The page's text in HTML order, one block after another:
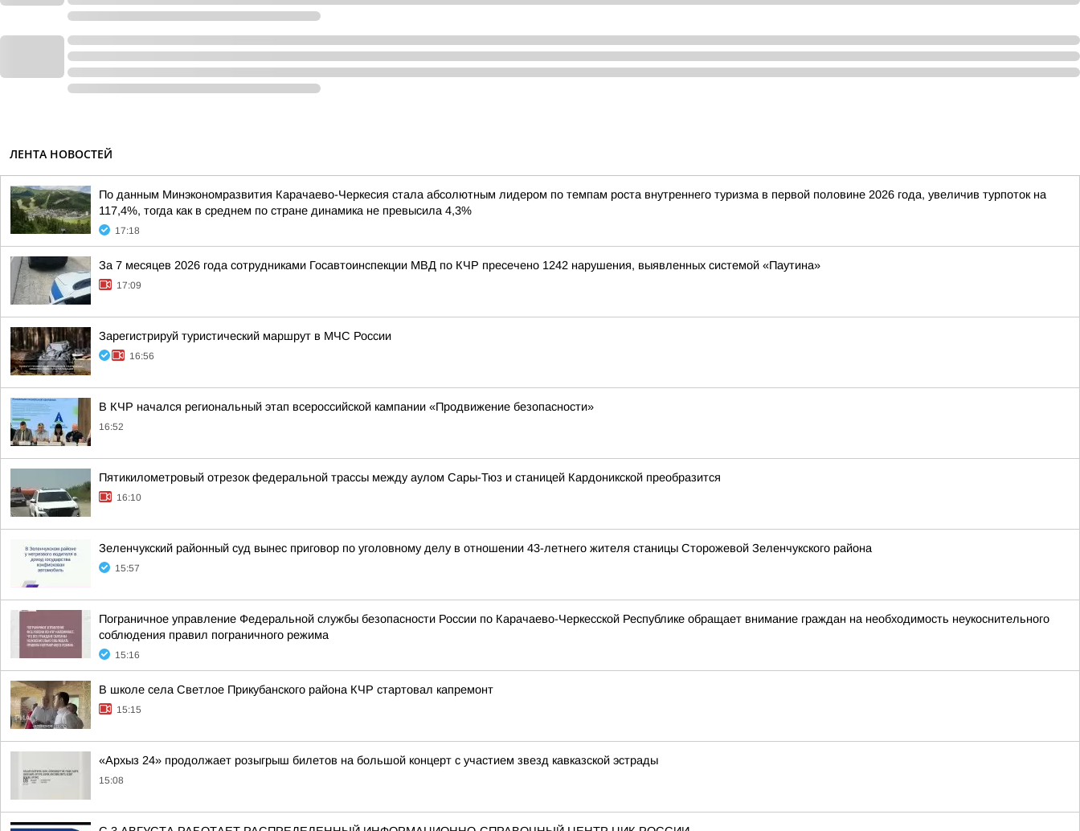
ЛЕНТА НОВОСТЕЙ
По данным Минэкономразвития Карачаево-Черкесия стала абсолютным лидером по темпам роста внутреннего туризма в первой половине 2026 года, увеличив турпоток на
117,4%, тогда как в среднем по стране динамика не превысила 4,3%
17:18
За 7 месяцев 2026 года сотрудниками Госавтоинспекции МВД по КЧР пресечено 1242 нарушения, выявленных системой «Паутина»
17:09
Зарегистрируй туристический маршрут в МЧС России
16:56
В КЧР начался региональный этап всероссийской кампании «Продвижение безопасности»
16:52
Пятикилометровый отрезок федеральной трассы между аулом Сары-Тюз и станицей Кардоникской преобразится
16:10
Зеленчукский районный суд вынес приговор по уголовному делу в отношении 43-летнего жителя станицы Сторожевой Зеленчукского района
15:57
Пограничное управление Федеральной службы безопасности России по Карачаево-Черкесской Республике обращает внимание граждан на необходимость неукоснительного
соблюдения правил пограничного режима
15:16
В школе села Светлое Прикубанского района КЧР стартовал капремонт
15:15
«Архыз 24» продолжает розыгрыш билетов на большой концерт с участием звезд кавказской эстрады
15:08